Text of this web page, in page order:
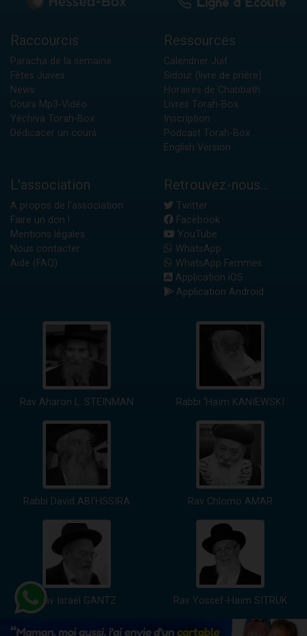
Raccourcis
Paracha de la semaine
Fêtes Juives
News
Cours Mp3-Vidéo
Yéchiva Torah-Box
Dédicacer un cours
Ressources
Calendrier Juif
Sidour (livre de prière)
Horaires de Chabbath
Livres Torah-Box
Inscription
Podcast Torah-Box
English Version
L'association
A propos de l'association
Faire un don !
Mentions légales
Nous contacter
Aide (FAQ)
Retrouvez-nous...
Twitter
Facebook
YouTube
WhatsApp
WhatsApp Femmes
Application iOS
Application Android
Rav Aharon L. STEINMAN Rabbi 'Haïm KANIEWSKI
Rabbi David ABI'HSSIRA Rav Chlomo AMAR
Rav Israël GANTZ Rav Yossef-Haïm SITRUK